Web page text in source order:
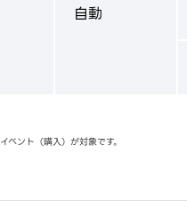
自動
ント（購入）が対象です。